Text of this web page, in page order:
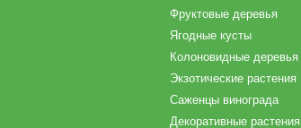
Фруктовые деревья
Ягодные кусты
Колоновидные деревья
Экзотические растения
Саженцы винограда
Декоративные растения